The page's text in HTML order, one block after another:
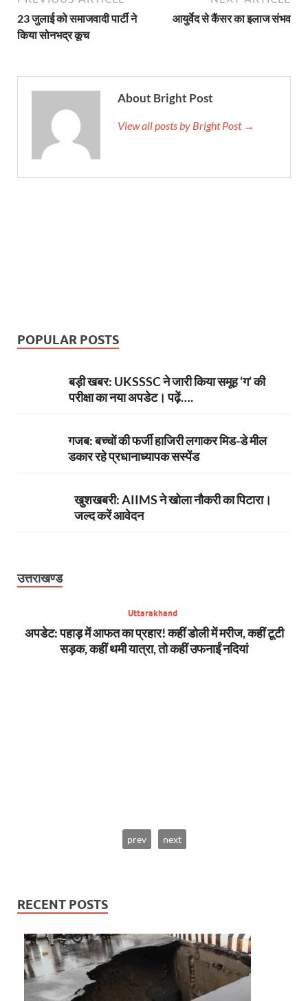
23 जुलाई को समाजवादी पार्टी ने
किया सोनभद्र कूच
आयुर्वेद से कैंसर का इलाज संभव
About Bright Post
View all posts by Bright Post →
POPULAR POSTS
बड़ी खबर: UKSSSC ने जारी किया समूह ‘ग’ की
परीक्षा का नया अपडेट। पढ़ें….
गजब: बच्चों की फर्जी हाजिरी लगाकर मिड-डे मील
डकार रहे प्रधानाध्यापक सस्पेंड
खुशखबरी: AIIMS ने खोला नौकरी का पिटारा।
जल्द करें आवेदन
उत्तराखण्ड
Uttarakhand
अपडेट: पहाड़ में आफत का प्रहार! कहीं डोली में मरीज, कहीं टूटी
सड़क, कहीं थमी यात्रा, तो कहीं उफनाईं नदियां
prev next
RECENT POSTS